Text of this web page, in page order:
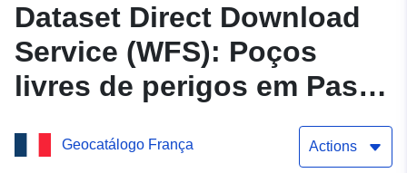
Dataset Direct Download
Service (WFS): Poços
livres de perigos em Pas-
de-Calais Dataset Direct
Download Service (WFS):
Geocatálogo França Actions